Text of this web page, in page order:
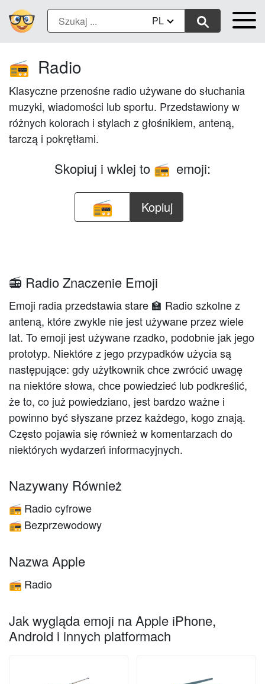
PL
📻 Radio
Klasyczne przenośne radio używane do słuchania
muzyki, wiadomości lub sportu. Przedstawiony w
różnych kolorach i stylach z głośnikiem, anteną,
tarczą i pokrętłami.
Skopiuj i wklej to 📻 emoji:
Kopiuj
📻 Radio Znaczenie Emoji
Emoji radia przedstawia stare 🏫 Radio szkolne z
anteną, które zwykle nie jest używane przez wiele
lat. To emoji jest używane rzadko, podobnie jak jego
prototyp. Niektóre z jego przypadków użycia są
następujące: gdy użytkownik chce zwrócić uwagę
na niektóre słowa, chce powiedzieć lub podkreślić,
że to, co już powiedziano, jest bardzo ważne i
powinno być słyszane przez każdego, kogo znają.
Często pojawia się również w komentarzach do
niektórych wydarzeń informacyjnych.
Nazywany Również
📻 Radio cyfrowe
📻 Bezprzewodowy
Nazwa Apple
📻 Radio
Jak wygląda emoji na Apple iPhone,
Android i innych platformach